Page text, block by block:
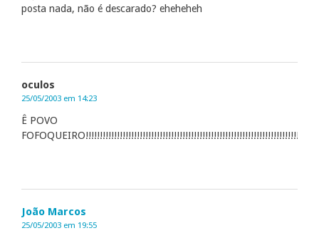
posta nada, não é descarado? eheheheh
oculos
25/05/2003 em 14:23
Ê POVO
FOFOQUEIRO!!!!!!!!!!!!!!!!!!!!!!!!!!!!!!!!!!!!!!!!!!!!!!!!!!!!!!!!!!!!!!!!!!!!!!!!!!!!!!!!!!
João Marcos
25/05/2003 em 19:55